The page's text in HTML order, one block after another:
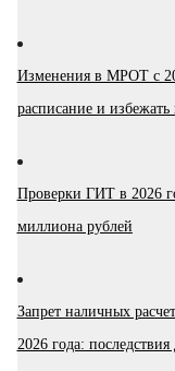
Изменения в МРОТ с
расписание и избежать
Проверки ГИТ в 2026
миллиона рублей
Запрет наличных
2026 года: последствия